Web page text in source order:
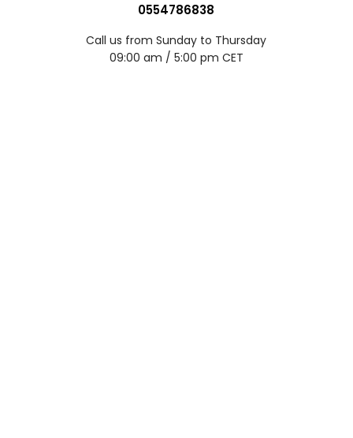
0554786838
Call us from Sunday to Thursday
09:00 am / 5:00 pm CET